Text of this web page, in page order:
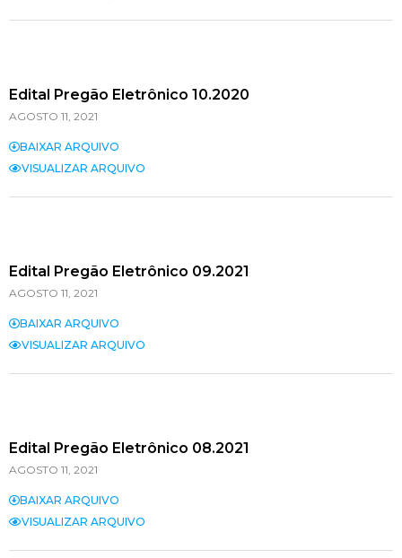
Edital Pregão Eletrônico 10.2020
AGOSTO 11, 2021
BAIXAR ARQUIVO
VISUALIZAR ARQUIVO
Edital Pregão Eletrônico 09.2021
AGOSTO 11, 2021
BAIXAR ARQUIVO
VISUALIZAR ARQUIVO
Edital Pregão Eletrônico 08.2021
AGOSTO 11, 2021
BAIXAR ARQUIVO
VISUALIZAR ARQUIVO